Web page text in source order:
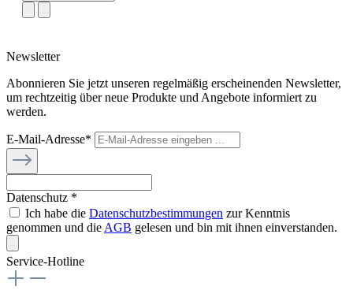
Newsletter
Abonnieren Sie jetzt unseren regelmäßig erscheinenden Newsletter,
um rechtzeitig über neue Produkte und Angebote informiert zu
werden.
E-Mail-Adresse*
Datenschutz *
Ich habe die Datenschutzbestimmungen zur Kenntnis
genommen und die AGB gelesen und bin mit ihnen einverstanden.
Service-Hotline